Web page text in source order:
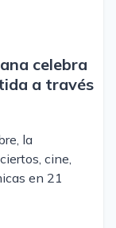
celebra
a través
la
cine,
en 21